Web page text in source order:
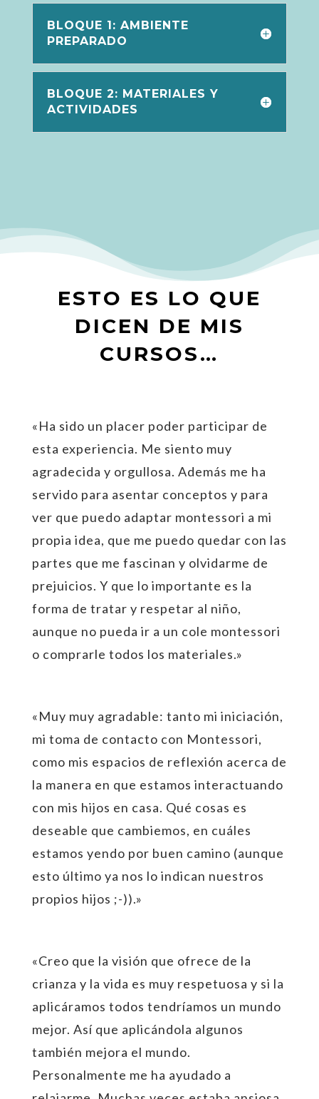
BLOQUE 1: AMBIENTE
PREPARADO
BLOQUE 2: MATERIALES Y
ACTIVIDADES
ESTO ES LO QUE
DICEN DE MIS
CURSOS…
«Ha sido un placer poder participar de
esta experiencia. Me siento muy
agradecida y orgullosa. Además me ha
servido para asentar conceptos y para
ver que puedo adaptar montessori a mi
propia idea, que me puedo quedar con las
partes que me fascinan y olvidarme de
prejuicios. Y que lo importante es la
forma de tratar y respetar al niño,
aunque no pueda ir a un cole montessori
o comprarle todos los materiales.»
«Muy muy agradable: tanto mi iniciación,
mi toma de contacto con Montessori,
como mis espacios de reflexión acerca de
la manera en que estamos interactuando
con mis hijos en casa. Qué cosas es
deseable que cambiemos, en cuáles
estamos yendo por buen camino (aunque
esto último ya nos lo indican nuestros
propios hijos ;-)).»
«Creo que la visión que ofrece de la
crianza y la vida es muy respetuosa y si la
aplicáramos todos tendríamos un mundo
mejor. Así que aplicándola algunos
también mejora el mundo.
Personalmente me ha ayudado a